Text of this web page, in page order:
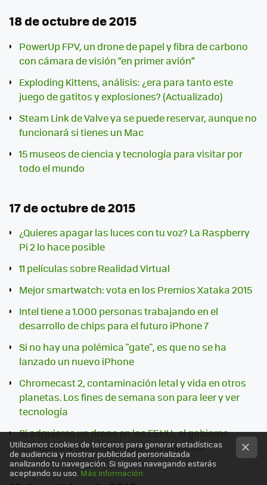
18 de octubre de 2015
PowerUp FPV, un drone de papel y fibra de carbono
con cámara de visión “en primer avión”
Exploding Kittens, análisis: ¿era para tanto este
juego de gatitos y explosiones? (Actualizado)
Steam Link de Valve ya se puede reservar, aunque no
funcionará si tienes un Mac
15 museos de ciencia y tecnología para visitar por
todo el mundo
17 de octubre de 2015
¿Quieres apagar las luces con tu voz? La Raspberry
Pi 2 lo hace posible
11 películas sobre Realidad Virtual
Mejor smartwatch: vota en los Premios Xataka 2015
Intel tiene a 1.000 personas trabajando en el
desarrollo de chips para el futuro iPhone 7
Si no hay una polémica "gate", es que no se ha
lanzado un nuevo iPhone
Chromecast 2, contaminación letal y vida en otros
planetas. Los fines de semana son para leer y ver
tecnología
Si adquieres un drone en los EE.UU., el gobierno
empezará a solicitar un registro especial
Utilizamos cookies de terceros para generar estadísticas
de audiencia y mostrar publicidad personalizada
analizando tu navegación. Si sigues navegando estarás
aceptando su uso. Más información